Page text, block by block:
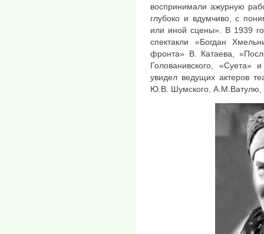
воспринимали ажурную
глубоко и вдумчиво, с
или иной сцены». В 1939
спектакли «Богдан
фронта» В. Катаева,
Голованивского, «Суета»
увидел ведущих актеров
Ю.В. Шумского,